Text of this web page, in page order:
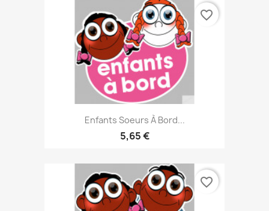
Enfants Soeurs À Bord...
5,65 €
favorite_border
favorite_border